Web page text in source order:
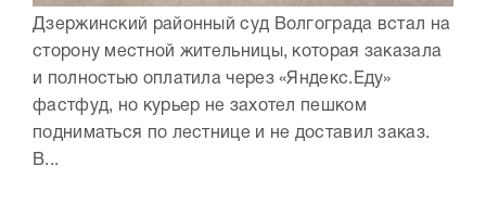
Дзержинский районный суд Волгограда встал на
сторону местной жительницы, которая заказала
и полностью оплатила через «Яндекс.Еду»
фастфуд, но курьер не захотел пешком
подниматься по лестнице и не доставил заказ.
В...